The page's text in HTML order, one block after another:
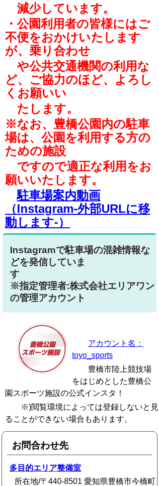
減少しています。
・公園利用者の皆様にはご
不便をおかけいたします
が、乗り合わせ
や公共交通機関の利用な
ど、ご協力のほど、よろし
くお願いい
たします。
※なお、豊橋公園内の駐車
場は、公園を利用する方の
ための施設
ですので適正な利用をお
願いいたします。
駐車場案内動画
（Instagram-外部URLに移
動します-）
Instagramで駐車場の混雑情報な
どを発信していま
※指定管理者:株式会社エリアワン
の管理アカウント
アカウント名：
toyo_sports
豊橋市陸上競技場
をはじめとした豊橋公
園スポーツ施設の公式インスタ！
※)閲覧環境によっては登録しないと見
ることができない場合もあります。
お問合わせ先
多目的エリア整備室
所在地/〒440-8501 愛知県豊橋市今橋町